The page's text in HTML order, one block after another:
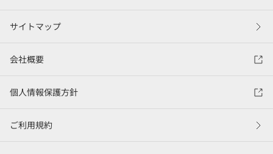
サイトマップ
会社概要
個人情報保護方針
ご利用規約